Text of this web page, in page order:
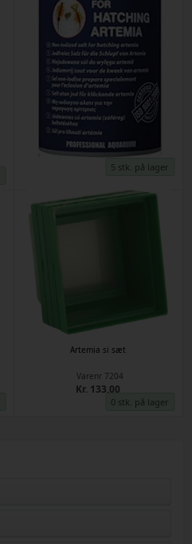
5 stk. på lager
Artemia salt - Tropical 250ml 300g
Varenr11072022a
Kr. 41,00
0 stk. på lager
Artemia si sæt
Varenr 7204
Kr. 133,00